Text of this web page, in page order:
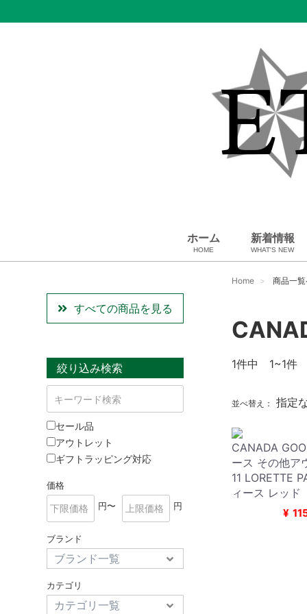
ホーム
HOME
新着情報
WHAT'S NEW
スカーフ・マフラー
コート、上着
USED Hermès
雑貨・その他
バッグ＆ポーチ
アロマ＆フレグランス
Home 商品一
すべての商品を見る
絞り込み検索
セール品
アウトレット
ギフトラッピング対応
価格
円〜
円
ブランド
カテゴリ
1件中 1~1件
並べ替え： 指定
CANADA
ース その他ア
11 LORETTE
ィース レッド
¥